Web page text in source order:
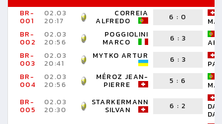
BR-
001
02.03
20:17
CORREIA
ALFREDO 6 : 0
BR-
002
02.03
20:56
POGGIOLINI
MARCO 6 : 3
BR-
003
02.03
20:41
MYTKO ARTUR 6 : 3
BR-
004
02.03
20:56
MÉROZ JEAN-
PIERRE 5 : 6
BR-
005
02.03
20:30
STARKERMANN
SILVAN 6 : 2